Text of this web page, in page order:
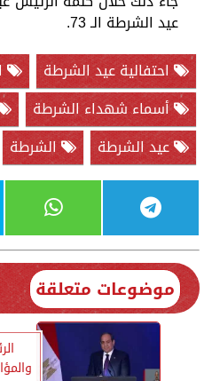
عيد الشرطة الـ 73.
احتفالية عيد الشرطة
أسماء شهداء الشرطة
عيد الشرطة
الشرطة
موضوعات متعلقة